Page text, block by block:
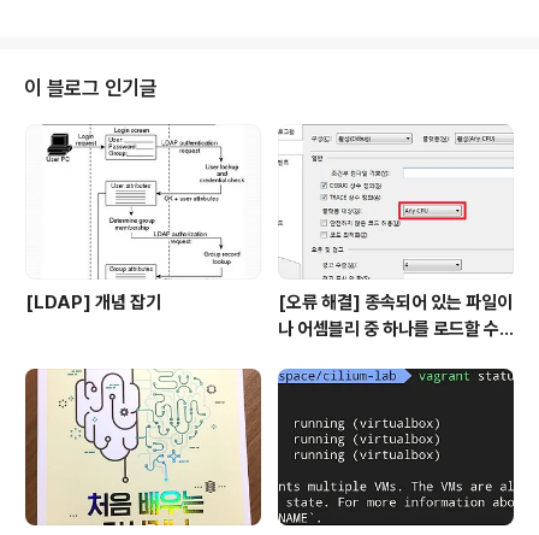
트 기반 마이크로서비스 구축 책의 1장에서 여러 상황들에
대한 예를 들어가며 설명을 이어나가는데 너무나 공감되는
내용들이 많았다. 비즈니스 콘텍스트와 기술 콘텍스트 중
어느 것에 맞출 것인가도 프로젝트 초기에 고민을 했던 부
분 중에 하나였다. 실제로 기술 적인 부분에 초점을 맞춰 개
발을 진행하다보니 엔지니어 관점에서..
이 블로그 인기글
[LDAP] 개념 잡기
[오류 해결] 종속되어 있는 파일이
나 어셈블리 중 하나를 로드할 수